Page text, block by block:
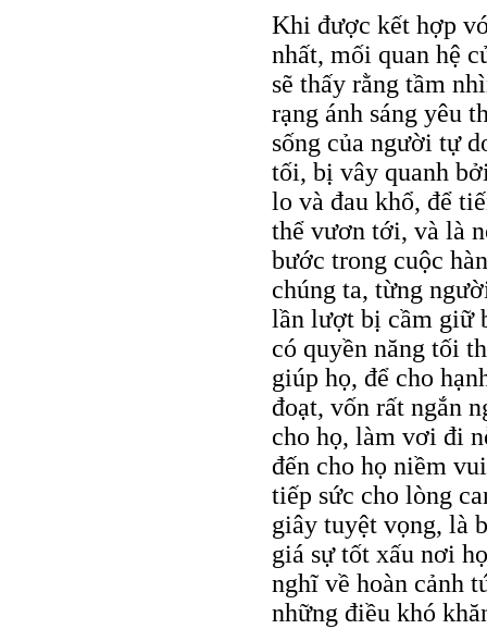
Khi được kết hợp
nhất, mối quan hệ
sẽ thấy rằng tầm
rạng ánh sáng yêu
sống của người tự
tối, bị vây quanh
lo và đau khổ, để
thể vươn tới, và là
bước trong cuộc
chúng ta, từng
lần lượt bị cầm giữ
có quyền năng tối
giúp họ, để cho
đoạt, vốn rất ngắn
cho họ, làm vơi đi
đến cho họ niềm
tiếp sức cho lòng
giây tuyệt vọng, là
giá sự tốt xấu nơi
nghĩ về hoàn cảnh
những điều khó